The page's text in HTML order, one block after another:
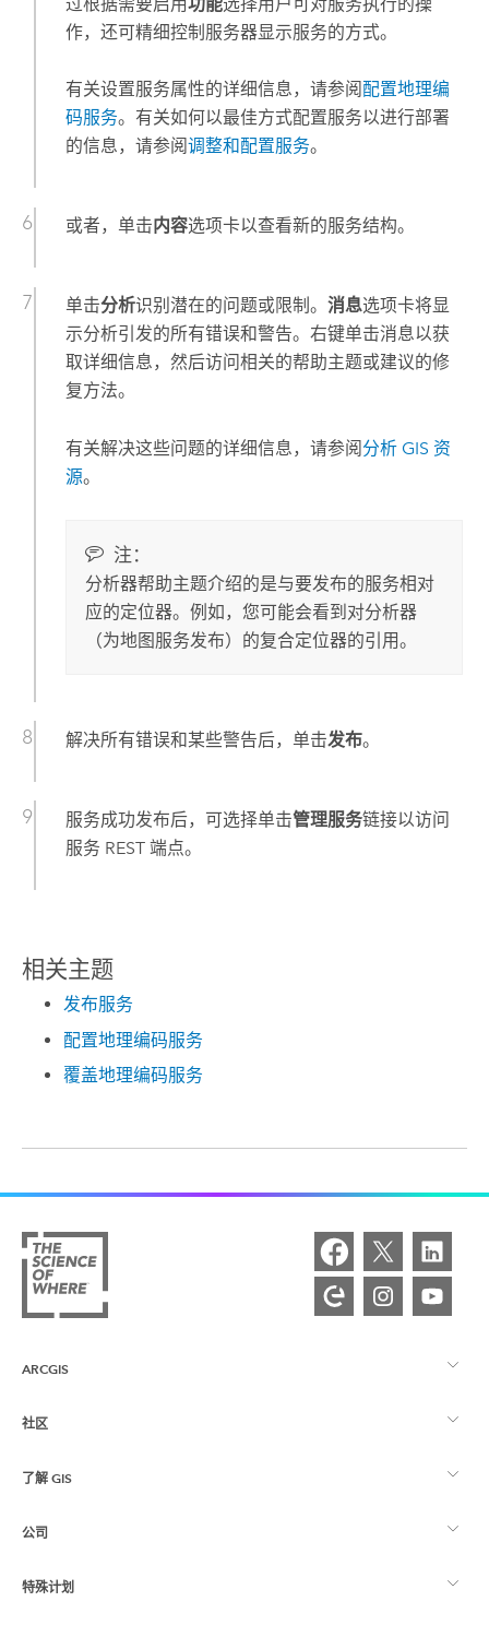
作，还可精细控制服务器显示服务的方式。
有关设置服务属性的详细信息，请参阅 配置地理编
码服务。有关如何以最佳方式配置服务以进行部署
的信息，请参阅调整和配置服务。
或者，单击内容选项卡以查看新的服务结构。
单击分析识别潜在的问题或限制。 消息选项卡将显
示分析引发的所有错误和警告。右键单击消息以获
取详细信息，然后访问相关的帮助主题或建议的修
复方法。
有关解决这些问题的详细信息，请参阅分析 GIS 资
源。
注：
分析器帮助主题介绍的是与要发布的服务相对
应的定位器。例如，您可能会看到对分析器
（为地图服务发布）的复合定位器的引用。
解决所有错误和某些警告后，单击发布。
服务成功发布后，可选择单击管理服务链接以访问
服务 REST 端点。
相关主题
发布服务
配置地理编码服务
覆盖地理编码服务
ARCGIS
ArcGIS 概览
制图
社区
Esri 社区
ArcGIS 博客
了解 GIS
什么是 GIS？
位置智能
公司
关于 Esri
特殊计划